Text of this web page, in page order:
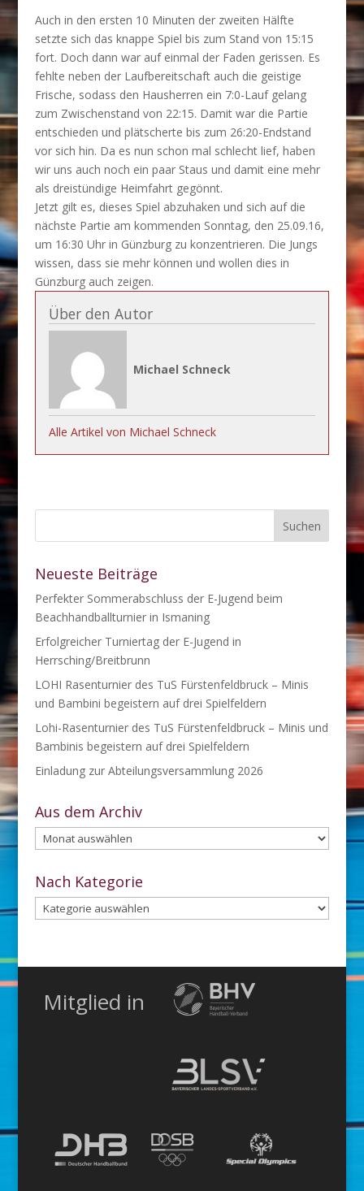
Auch in den ersten 10 Minuten der zweiten Hälfte
setzte sich das knappe Spiel bis zum Stand von 15:15
fort. Doch dann war auf einmal der Faden gerissen. Es
fehlte neben der Laufbereitschaft auch die geistige
Frische, sodass den Hausherren ein 7:0-Lauf gelang
zum Zwischenstand von 22:15. Damit war die Partie
entschieden und plätscherte bis zum 26:20-Endstand
vor sich hin. Da es nun schon mal schlecht lief, haben
wir uns auch noch ein paar Staus und damit eine mehr
als dreistündige Heimfahrt gegönnt.
Jetzt gilt es, dieses Spiel abzuhaken und sich auf die
nächste Partie am kommenden Sonntag, den 25.09.16,
um 16:30 Uhr in Günzburg zu konzentrieren. Die Jungs
wissen, dass sie mehr können und wollen dies in
Günzburg auch zeigen.
Über den Autor
Michael Schneck
Alle Artikel von Michael Schneck
Neueste Beiträge
Perfekter Sommerabschluss der E-Jugend beim
Beachhandballturnier in Ismaning
Erfolgreicher Turniertag der E-Jugend in
Herrsching/Breitbrunn
LOHI Rasenturnier des TuS Fürstenfeldbruck – Minis
und Bambini begeistern auf drei Spielfeldern
Lohi-Rasenturnier des TuS Fürstenfeldbruck – Minis und
Bambinis begeistern auf drei Spielfeldern
Einladung zur Abteilungsversammlung 2026
Aus dem Archiv
Aus
dem
Archiv
Nach Kategorie
Nach
Kategorie
Mitglied in